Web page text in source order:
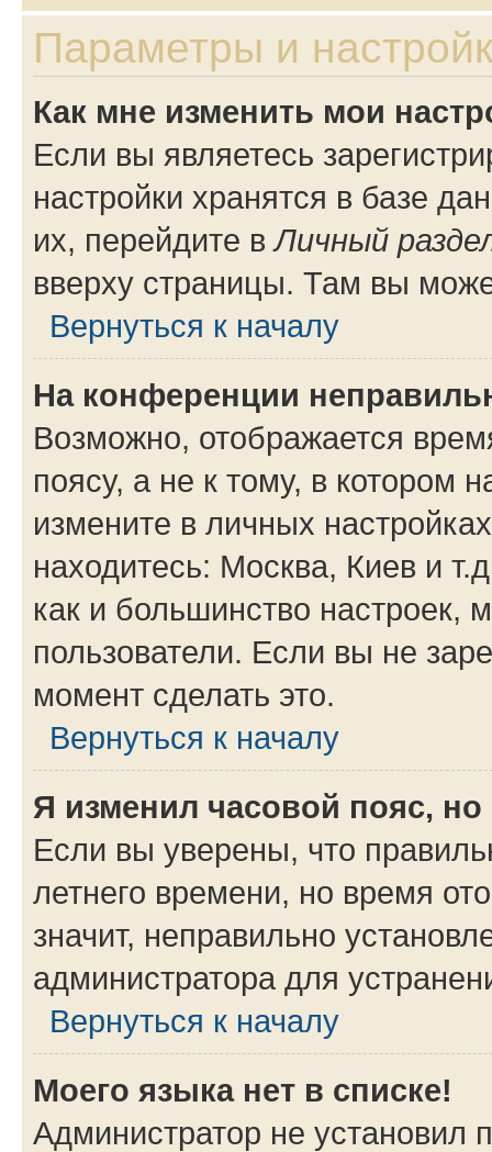
Параметры и
Как мне изменить мои
Если вы являетесь
настройки хранятся в базе
их, перейдите вЛичный
вверху страницы. Там вы
Вернуться к началу
На конференции
Возможно, отображается
поясу, а не к тому, в котором
измените в личных
находитесь: Москва, Киев и
как и большинство настроек,
пользователи. Если вы не
момент сделать это.
Вернуться к началу
Я изменил часовой пояс,
Если вы уверены, что
летнего времени, но время
значит, неправильно
администратора для
Вернуться к началу
Моего языка нет в списке!
Администратор не установил